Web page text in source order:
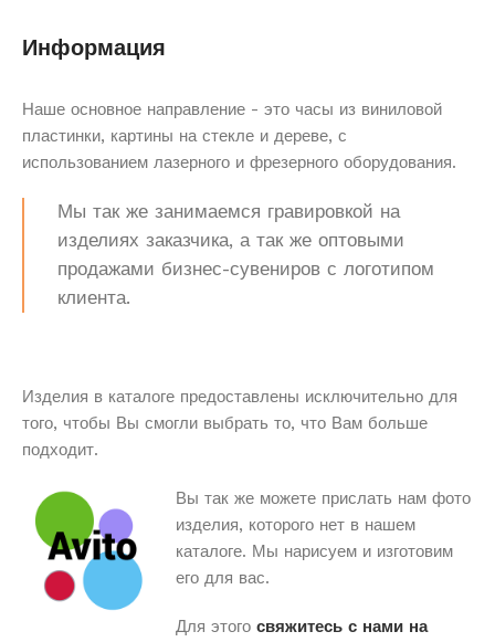
Информация
Наше основное направление - это часы из виниловой
пластинки, картины на стекле и дереве, с
использованием лазерного и фрезерного оборудования.
Мы так же занимаемся гравировкой на
изделиях заказчика, а так же оптовыми
продажами бизнес-сувениров с логотипом
клиента.
Изделия в каталоге предоставлены исключительно для
того, чтобы Вы смогли выбрать то, что Вам больше
подходит.
Вы так же можете прислать нам фото
изделия, которого нет в нашем
каталоге. Мы нарисуем и изготовим
его для вас.
Для этого свяжитесь с нами на